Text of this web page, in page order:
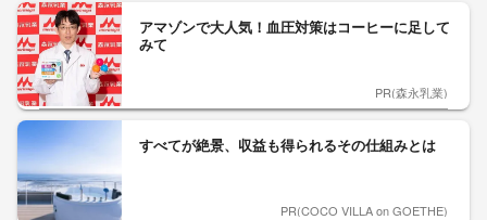
アマゾンで大人気！血圧対策はコーヒーに足して
みて
PR(森永乳業)
すべてが絶景、収益も得られるその仕組みとは
PR(COCO VILLA on GOETHE)